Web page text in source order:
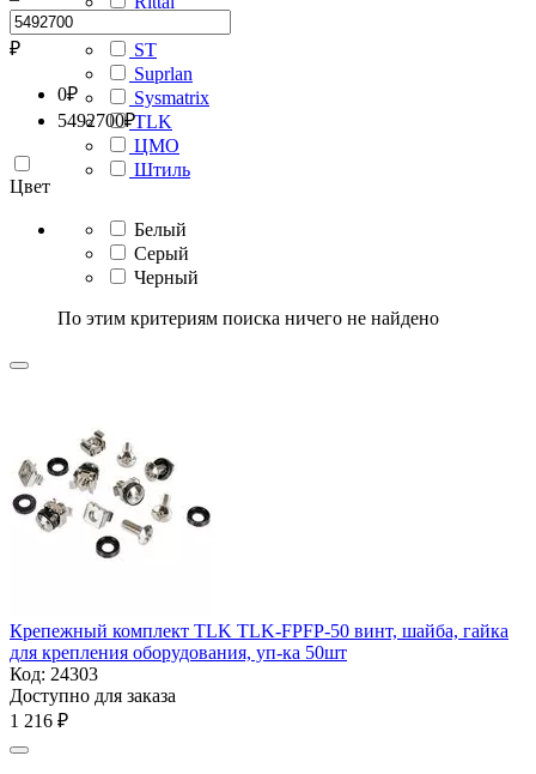
ST
Suprlan
Sysmatrix
TLK
ЦМО
Штиль
₽
0₽
5492700₽
Цвет
Белый
Серый
Черный
По этим критериям поиска ничего не найдено
Крепежный комплект TLK TLK-FPFP-50 винт, шайба, гайка
для крепления оборудования, уп-ка 50шт
Код: 24303
Доступно для заказа
1 216 ₽